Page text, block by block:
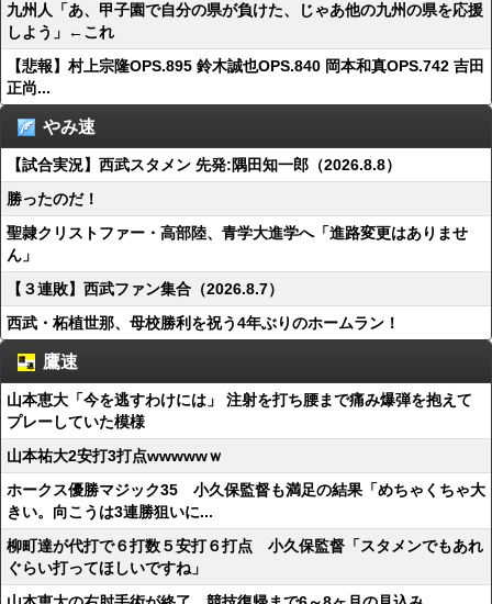
九州人「あ、甲子園で自分の県が負けた、じゃあ他の九州の県を応援
しよう」←これ
【悲報】村上宗隆OPS.895 鈴木誠也OPS.840 岡本和真OPS.742 吉田
正尚...
やみ速
【試合実況】西武スタメン 先発:隅田知一郎（2026.8.8）
勝ったのだ！
聖隷クリストファー・高部陸、青学大進学へ「進路変更はありませ
ん」
【３連敗】西武ファン集合（2026.8.7）
西武・柘植世那、母校勝利を祝う4年ぶりのホームラン！
鷹速
山本恵大「今を逃すわけには」 注射を打ち腰まで痛み爆弾を抱えて
プレーしていた模様
山本祐大2安打3打点wwwwwｗ
ホークス優勝マジック35 小久保監督も満足の結果「めちゃくちゃ大
きい。向こうは3連勝狙いに...
柳町達が代打で６打数５安打６打点 小久保監督「スタメンでもあれ
ぐらい打ってほしいですね」